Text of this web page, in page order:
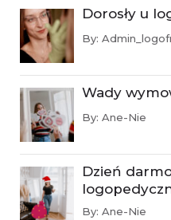
Dorosły u
By:
Wady
By: Ane-Nie
Dzień
By: Ane-Nie